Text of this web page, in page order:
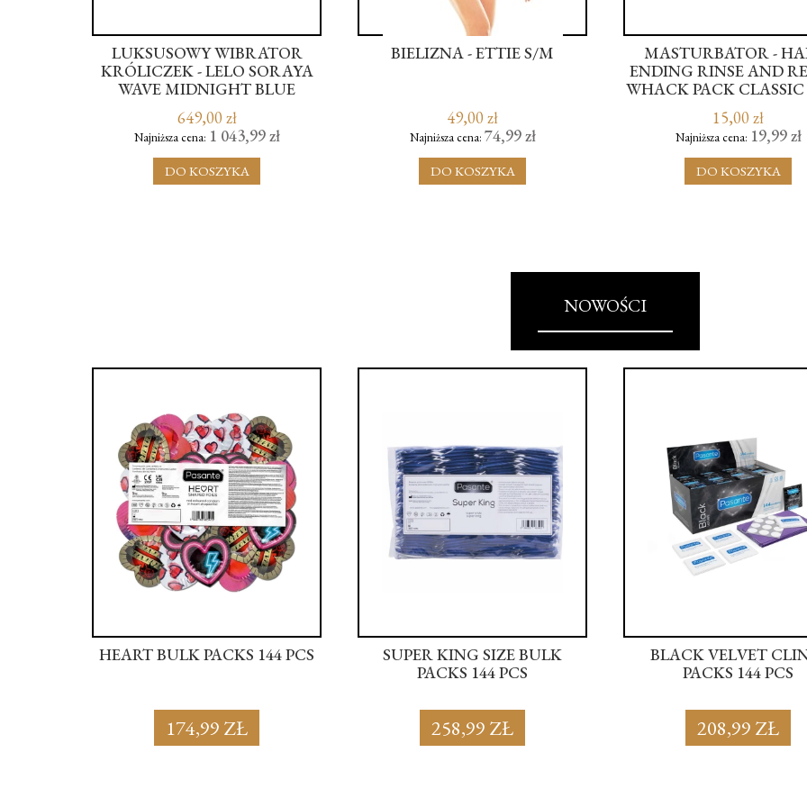
LUKSUSOWY WIBRATOR
KRÓLICZEK - LELO SORAYA
WAVE MIDNIGHT BLUE
649,00 zł
Najniższa cena: 1 043,99 zł
DO KOSZYKA
BIELIZNA - ETTIE S/M
49,00 zł
Najniższa cena: 74,99 zł
DO KOSZYKA
MASTURBATOR -
ENDING RINSE AND
WHACK PACK
15,00 zł
Najniższa cena: 19,99 zł
DO KOSZYKA
NOWOŚCI
HEART BULK PACKS 144 PCS
174,99 ZŁ
SUPER KING SIZE BULK
PACKS 144 PCS
258,99 ZŁ
BLACK VELVET
PACKS 144 PCS
208,99 ZŁ